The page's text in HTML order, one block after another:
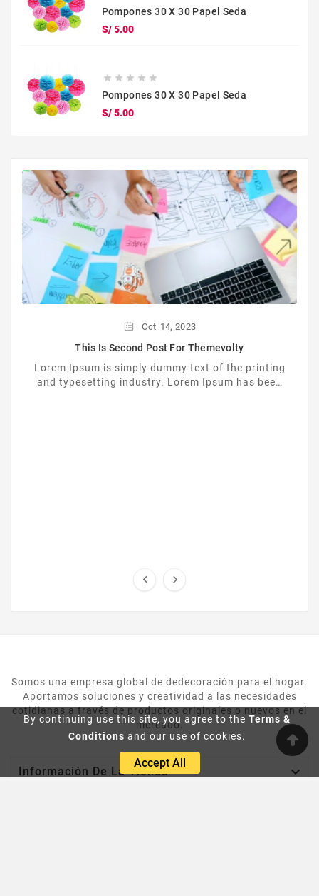
By continuing use this site, you agree to the Terms &
Conditions and our use of cookies.
Accept All
Pompones 30 X 30 Papel Seda
S/ 5.00Precio
    
Pompones 30 X 30 Papel Seda
S/ 5.00Precio
Oct 14, 2023
This Is Second Post For Themevolty
Lorem Ipsum is simply dummy text of the printing
and typesetting industry. Lorem Ipsum has been
 
Somos una empresa global de dedecoración para el hogar.
Aportamos soluciones y creatividad a las necesidades
cotidianas a través de productos originales o nuevos en el
mercado.
Información De La Tienda 